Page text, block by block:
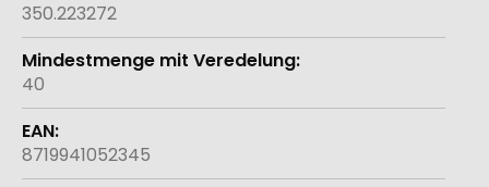
350.223272
40
8719941052345